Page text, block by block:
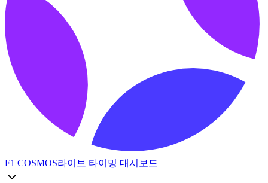
F1 COSMOS라이브 타이밍 대시보드